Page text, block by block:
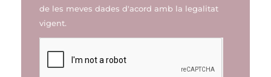
de les meves dades d'acord amb la legalitat
vigent.